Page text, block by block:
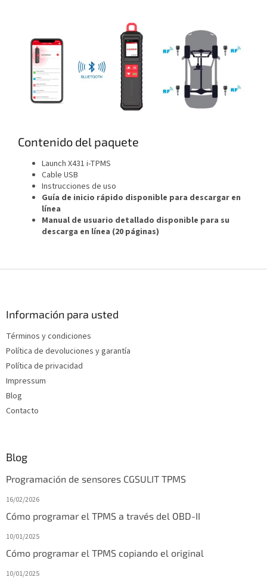
Contenido del paquete
Launch X431 i-TPMS
Cable USB
Instrucciones de uso
Guía de inicio rápido disponible para descargar en
línea
Manual de usuario detallado disponible para su
descarga en línea (20 páginas)
n
Información para usted
Términos y condiciones
Política de devoluciones y garantía
Política de privacidad
Impressum
Blog
Contacto
Blog
Programación de sensores CGSULIT TPMS
16/02/2026
Cómo programar el TPMS a través del OBD-II
10/01/2025
Cómo programar el TPMS copiando el original
10/01/2025